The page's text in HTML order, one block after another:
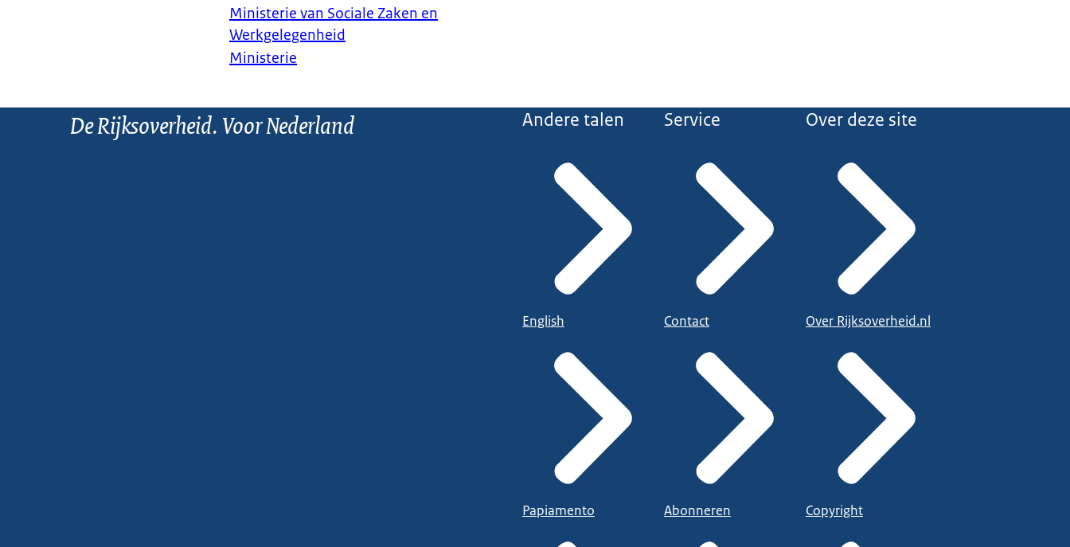
Als u er zelf niet uit komt, neem dan contact op met uw gemeente. De gemeente kan u in contact
brengen met een schuldhulpverlener. De meeste gemeenten schakelen hiervoor erkende organisaties
in zoals gemeentelijke kredietbanken, gespecialiseerde schuldhulpverlenende instellingen of
Binnen 4 weken nadat u zich bij de gemeente heeft gemeld, hoort u welke hulp u kunt verwachten. Als
de gemeente u gaat helpen, start er een intensief traject. Voordat u het traject in gaat, moet u precies
Bedrag voor basisbehoefte levensonderhoud
Heeft u te maken met beslag op uw uitkering of loon of wordt een schuld verrekend met uw uitkering of
toeslagen? Dan moet de schuldeiser een bedrag waarmee u in uw basisbehoefte voor
levensonderhoud moet kunnen voorzien niet meetellen. Dit is de zogenaamde beslagvrije voet. Meer
Ministerie van Sociale Zaken en
Werkgelegenheid
Ministerie
De Rijksoverheid. Voor Nederland Andere talen
English
Papiamento
Service
Contact
Abonneren
Over deze site
Over Rijksoverheid.nl
Copyright